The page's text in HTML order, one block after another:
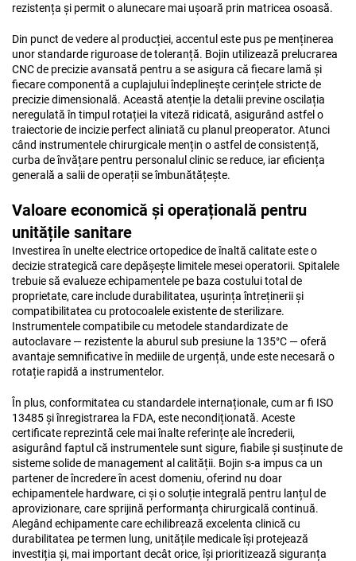
rezistența și permit o alunecare mai ușoară prin matricea osoasă.
Din punct de vedere al producției, accentul este pus pe menținerea
unor standarde riguroase de toleranță. Bojin utilizează prelucrarea
CNC de precizie avansată pentru a se asigura că fiecare lamă și
fiecare componentă a cuplajului îndeplinește cerințele stricte de
precizie dimensională. Această atenție la detalii previne oscilația
neregulată în timpul rotației la viteză ridicată, asigurând astfel o
traiectorie de incizie perfect aliniată cu planul preoperator. Atunci
când instrumentele chirurgicale mențin o astfel de consistență,
curba de învățare pentru personalul clinic se reduce, iar eficiența
generală a salii de operații se îmbunătățește.
Valoare economică și operațională pentru
unitățile sanitare
Investirea în unelte electrice ortopedice de înaltă calitate este o
decizie strategică care depășește limitele mesei operatorii. Spitalele
trebuie să evalueze echipamentele pe baza costului total de
proprietate, care include durabilitatea, ușurința întreținerii și
compatibilitatea cu protocoalele existente de sterilizare.
Instrumentele compatibile cu metodele standardizate de
autoclavare — rezistente la aburul sub presiune la 135°C — oferă
avantaje semnificative în mediile de urgență, unde este necesară o
rotație rapidă a instrumentelor.
În plus, conformitatea cu standardele internaționale, cum ar fi ISO
13485 și înregistrarea la FDA, este necondiționată. Aceste
certificate reprezintă cele mai înalte referințe ale încrederii,
asigurând faptul că instrumentele sunt sigure, fiabile și susținute de
sisteme solide de management al calității. Bojin s-a impus ca un
partener de încredere în acest domeniu, oferind nu doar
echipamentele hardware, ci și o soluție integrală pentru lanțul de
aprovizionare, care sprijină performanța chirurgicală continuă.
Alegând echipamente care echilibrează excelenta clinică cu
durabilitatea pe termen lung, unitățile medicale își protejează
investiția și, mai important decât orice, își prioritizează siguranța